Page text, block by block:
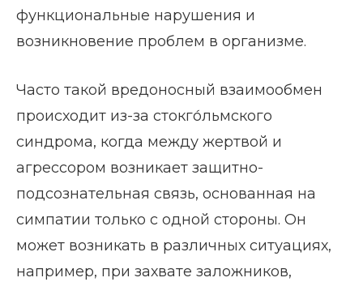
функциональные нарушения и
возникновение проблем в организме.
Часто такой вредоносный взаимообмен
происходит из-за стокго́льмского
синдрома, когда между жертвой и
агрессором возникает защитно-
подсознательная связь, основанная на
симпатии только с одной стороны. Он
может возникать в различных ситуациях,
например, при захвате заложников,